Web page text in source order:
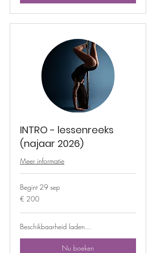
INTRO - lessenreeks
(najaar 2026)
Meer informatie
Begint 29 sep
200
euro
€ 200
Beschikbaarheid laden...
Nu boeken